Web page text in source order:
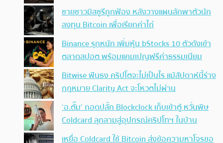
ชายชาวมิสซูรีถูกฟ้อง หลังวางแผนลักพาตัวนัก
ลงทุน Bitcoin เพื่อเรียกค่าไถ่
Binance รุกหนัก เพิ่มหุ้น bStocks 10 ตัวดังเข้า
ตลาดสปอต พร้อมแคมเปญฟรีค่าธรรมเนียม
Bitwise ฟันธง คริปโตจะไม่เป็นไร แม้สัปดาห์นี้ร่าง
กฎหมาย Clarity Act จะโหวตไม่ผ่าน
‘อ.ตั๊ม’ ถอดปลั้ก Blockclock เก็บเข้าตู้ หวั่นพิษ
Coldcard ลุกลามสู่อุปกรณ์คริปโทฯ ในบ้าน
เหยื่อ Coldcard ใช้ Bitcoin ส่งข้อความหาโจรขอ